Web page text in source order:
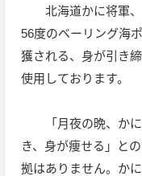
北海道かに将軍、
56度のベーリング海
獲される、身が引き
使用しております。
「月夜の晩、かに
き、身が痩せる」と
拠はありません。か